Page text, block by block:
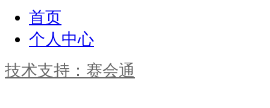
首页
个人中心
技术支持：赛会通